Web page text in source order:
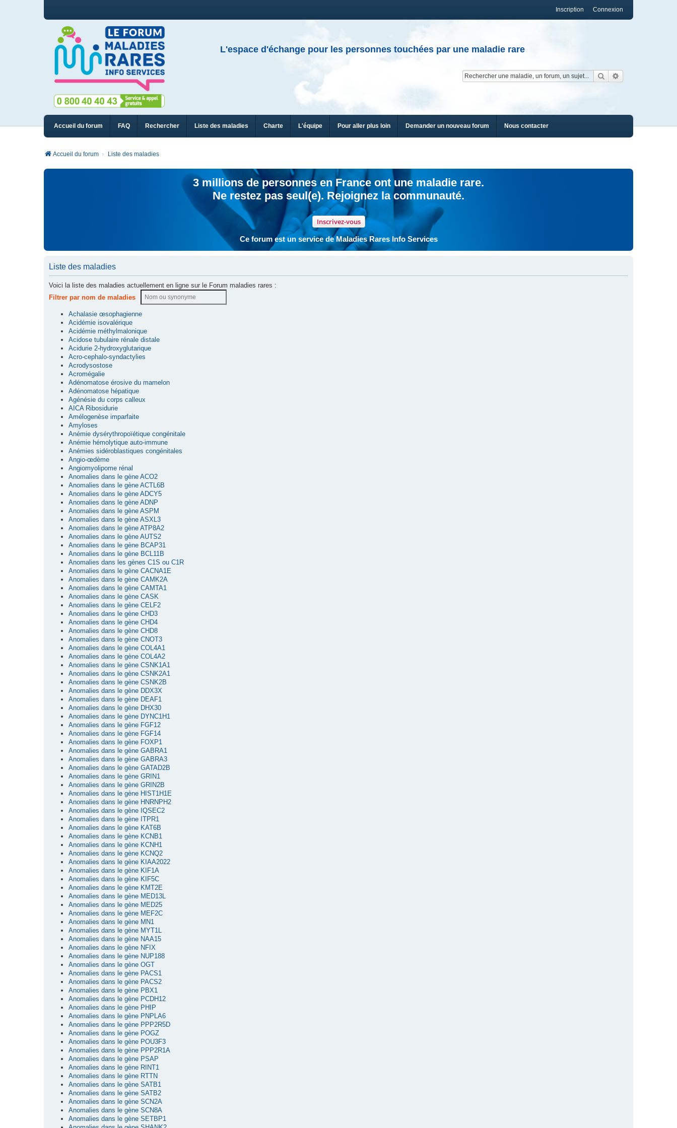
Connexion
Inscription
L'espace d'échange pour les personnes touchées par une maladie rare
Rechercher
Accueil du forum FAQ Rechercher Liste des maladies Charte L'équipe Pour aller plus loin Demander un nouveau forum Nous contacter
Accueil du forum Liste des maladies
3 millions de personnes en France ont une maladie rare.
Ne restez pas seul(e). Rejoignez la communauté.
Inscrivez-vous
Ce forum est un service de Maladies Rares Info Services
Liste des maladies
Voici la liste des maladies actuellement en ligne sur le Forum maladies rares :
Filtrer par nom de maladies
Achalasie œsophagienne
Acidémie isovalérique
Acidémie méthylmalonique
Acidose tubulaire rénale distale
Acidurie 2-hydroxyglutarique
Acro-cephalo-syndactylies
Acrodysostose
Acromégalie
Adénomatose érosive du mamelon
Adénomatose hépatique
Agénésie du corps calleux
AICA Ribosidurie
Amélogenèse imparfaite
Amyloses
Anémie dysérythropoïétique congénitale
Anémie hémolytique auto-immune
Anémies sidéroblastiques congénitales
Angio-œdème
Angiomyolipome rénal
Anomalies dans le gène ACO2
Anomalies dans le gène ACTL6B
Anomalies dans le gène ADCY5
Anomalies dans le gène ADNP
Anomalies dans le gène ASPM
Anomalies dans le gène ASXL3
Anomalies dans le gène ATP8A2
Anomalies dans le gène AUTS2
Anomalies dans le gène BCAP31
Anomalies dans le gène BCL11B
Anomalies dans les gènes C1S ou C1R
Anomalies dans le gène CACNA1E
Anomalies dans le gène CAMK2A
Anomalies dans le gène CAMTA1
Anomalies dans le gène CASK
Anomalies dans le gène CELF2
Anomalies dans le gène CHD3
Anomalies dans le gène CHD4
Anomalies dans le gène CHD8
Anomalies dans le gène CNOT3
Anomalies dans le gène COL4A1
Anomalies dans le gène COL4A2
Anomalies dans le gène CSNK1A1
Anomalies dans le gène CSNK2A1
Anomalies dans le gène CSNK2B
Anomalies dans le gène DDX3X
Anomalies dans le gène DEAF1
Anomalies dans le gène DHX30
Anomalies dans le gène DYNC1H1
Anomalies dans le gène FGF12
Anomalies dans le gène FGF14
Anomalies dans le gène FOXP1
Anomalies dans le gène GABRA1
Anomalies dans le gène GABRA3
Anomalies dans le gène GATAD2B
Anomalies dans le gène GRIN1
Anomalies dans le gène GRIN2B
Anomalies dans le gène HIST1H1E
Anomalies dans le gène HNRNPH2
Anomalies dans le gène IQSEC2
Anomalies dans le gène ITPR1
Anomalies dans le gène KAT6B
Anomalies dans le gène KCNB1
Anomalies dans le gène KCNH1
Anomalies dans le gène KCNQ2
Anomalies dans le gène KIAA2022
Anomalies dans le gène KIF1A
Anomalies dans le gène KIF5C
Anomalies dans le gène KMT2E
Anomalies dans le gène MED13L
Anomalies dans le gène MED25
Anomalies dans le gène MEF2C
Anomalies dans le gène MN1
Anomalies dans le gène MYT1L
Anomalies dans le gène NAA15
Anomalies dans le gène NFIX
Anomalies dans le gène NUP188
Anomalies dans le gène OGT
Anomalies dans le gène PACS1
Anomalies dans le gène PACS2
Anomalies dans le gène PBX1
Anomalies dans le gène PCDH12
Anomalies dans le gène PHIP
Anomalies dans le gène PNPLA6
Anomalies dans le gène PPP2R5D
Anomalies dans le gène POGZ
Anomalies dans le gène POU3F3
Anomalies dans le gène PPP2R1A
Anomalies dans le gène PSAP
Anomalies dans le gène RINT1
Anomalies dans le gène RTTN
Anomalies dans le gène SATB1
Anomalies dans le gène SATB2
Anomalies dans le gène SCN2A
Anomalies dans le gène SCN8A
Anomalies dans le gène SETBP1